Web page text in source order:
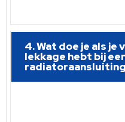
4. Wat doe je als
lekkage hebt bij